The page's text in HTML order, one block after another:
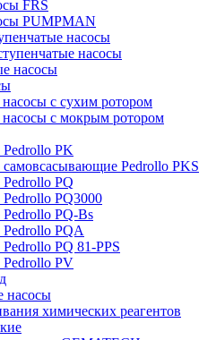
FRS
PUMPMAN
насосы
насосы
насосы
с сухим ротором
с мокрым ротором
PK
Pedrollo PKS
PQ
PQ3000
PQ-Bs
PQA
PQ 81-PPS
PV
насосы
химических реагентов